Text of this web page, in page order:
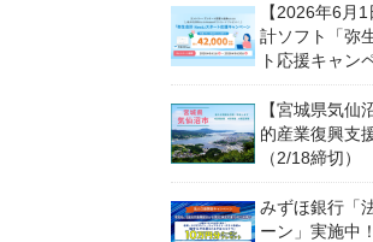
【2026年6月
計ソフト「弥
ト応援キャン
【宮城県気仙
的産業復興支
（2/18締切）
みずほ銀行「
ーン」実施中